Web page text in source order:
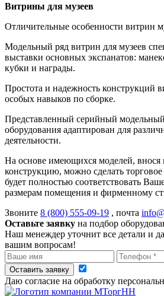
Витрины для музеев
Отличительные особенности витрин
Модельный ряд витрин для музеев
выставки основных экспанатов:
кубки и награды.
Простота и надежность конструкций
особых навыков по сборке.
Представленный серийный модельный
оборудования адаптирован для
деятельности.
На основе имеющихся моделей, внося
конструкцию, можно сделать
будет полностью соответствовать
размерам помещения и фирменному
Звоните 8 (800) 555-09-19 , почта
Оставьте заявку на подбор
Наш менеждер уточнит все детали и
вашим вопросам!
Оставить заявку
Даю согласие на обработку